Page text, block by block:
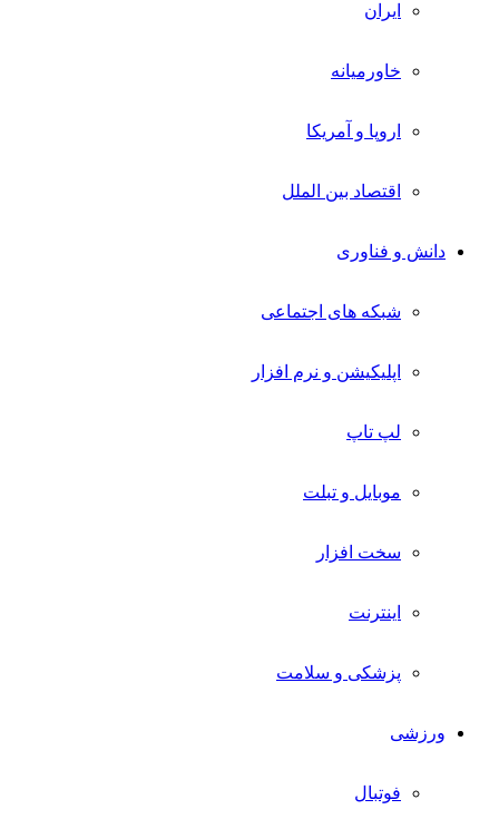
ایران
خاورمیانه
اروپا و آمریکا
اقتصاد بین الملل
دانش و فناوری
شبکه های اجتماعی
اپلیکیشن و نرم افزار
لپ تاپ
موبایل و تبلت
سخت افزار
اینترنت
پزشکی و سلامت
ورزشی
فوتبال